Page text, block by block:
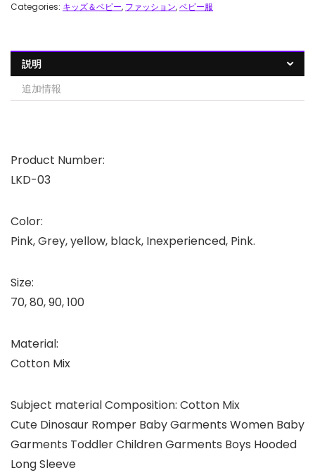
Categories: キッズ＆ベビー, ファッション,ベビー服
説明
追加情報
Product Number:
LKD-03
Color:
Pink, Grey, yellow, black, Inexperienced, Pink.
Size:
70, 80, 90, 100
Material:
Cotton Mix
Subject material Composition: Cotton Mix
Cute Dinosaur Romper Baby Garments Women Baby
Garments Toddler Children Garments Boys Hooded
Long Sleeve